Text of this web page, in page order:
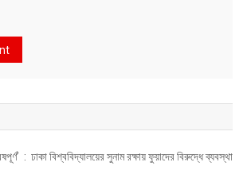
: ঢাকা বিশ্ববিদ্যালয়ের সুনাম রক্ষায় ফুয়াদের বিরুদ্ধে ব্যবস্থা